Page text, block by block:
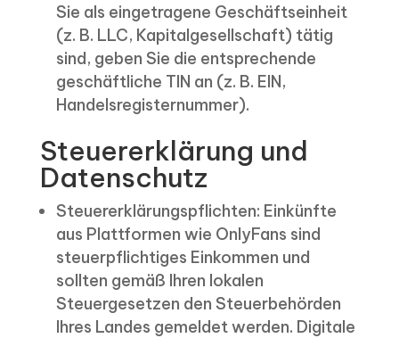
Sie als eingetragene Geschäftseinheit
(z. B. LLC, Kapitalgesellschaft) tätig
sind, geben Sie die entsprechende
geschäftliche TIN an (z. B. EIN,
Handelsregisternummer).
Steuererklärung und
Datenschutz
Steuererklärungspflichten: Einkünfte
aus Plattformen wie OnlyFans sind
steuerpflichtiges Einkommen und
sollten gemäß Ihren lokalen
Steuergesetzen den Steuerbehörden
Ihres Landes gemeldet werden. Digitale